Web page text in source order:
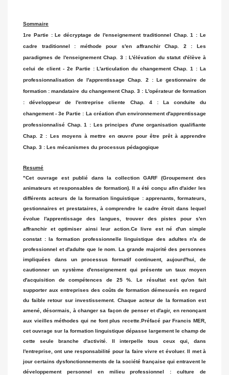
Sommaire
1re Partie : Le décryptage de l'enseignement traditionnel Chap. 1 : Le
cadre traditionnel : méthode pour s'en affranchir Chap. 2 : Les
paradigmes de l'enseignement Chap. 3 : L'élévation du statut d'élève à
celui de client - 2e Partie : L'articulation du changement Chap. 1 : La
professionnalisation de l'apprentissage Chap. 2 : Le gestionnaire de
formation : mandataire du changement Chap. 3 : L'opérateur de formation
: développeur de l'entreprise cliente Chap. 4 : La conduite du
changement - 3e Partie : La création d'un environnement d'apprentissage
professionnalisé Chap. 1 : Les principes d'une organisation qualifiante
Chap. 2 : Les moyens à mettre en œuvre pour être prêt à apprendre
Chap. 3 : Les mécanismes du processus pédagogique
Resumé
"Cet ouvrage est publié dans la collection GARF (Groupement des
animateurs et responsables de formation). Il a été conçu afin d'aider les
différents acteurs de la formation linguistique : apprenants, formateurs,
gestionnaires et prestataires, à comprendre le cadre étroit dans lequel
évolue l'apprentissage des langues, trouver des pistes pour s'en
affranchir et optimiser ainsi leur action.Ce livre est né d'un simple
constat : la formation professionnelle linguistique des adultes n'a de
professionnel et d'adulte que le nom. La grande majorité des personnes
impliquées dans un processus formatif continuent, aujourd'hui, de
cautionner un système d'enseignement qui présente un taux moyen
d'acquisition de compétences de 25 %. Le résultat est qu'on fait
supporter aux entreprises des coûts de formation démesurés en regard
du faible retour sur investissement. Chaque acteur de la formation est
amené, désormais, à changer sa façon de penser et d'agir, en renonçant
aux vieilles méthodes qui ne font plus recette.Préfacé par Francis MER,
cet ouvrage sur la formation linguistique dépasse largement le champ de
cette seule branche d'activité. Il interpelle tous ceux qui, dans
l'entreprise, ont une responsabilité pour la faire vivre et évoluer. Il met à
jour certains dysfonctionnements de la société française qui entravent le
développement personnel en milieu professionnel : culture de